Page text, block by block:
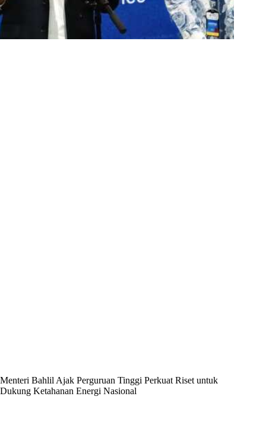
Menteri Bahlil Ajak Perguruan Tinggi Perkuat Riset untuk
Dukung Ketahanan Energi Nasional